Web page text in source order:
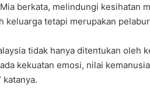
berkata, melindungi kesihatan
keluarga tetapi merupakan
tidak hanya ditentukan
kekuatan emosi, nilai
katanya.